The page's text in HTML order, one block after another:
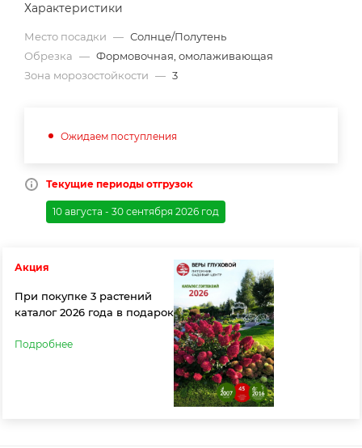
Характеристики
Место посадки — Солнце/Полутень
Обрезка — Формовочная, омолаживающая
Зона морозостойкости — 3
Ожидаем поступления
Текущие периоды отгрузок
10 августа - 30 сентября 2026 год
Акция
При покупке 3 растений
каталог 2026 года в подарок
Подробнее